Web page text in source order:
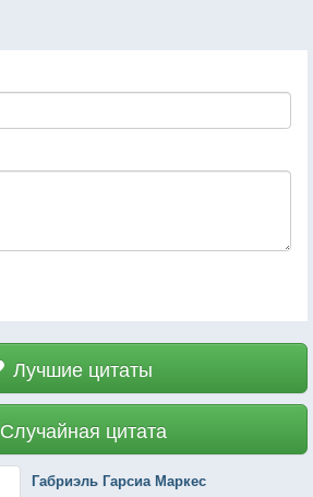
Лучшие цитаты
Случайная цитата
Габриэль Гарсиа Маркес